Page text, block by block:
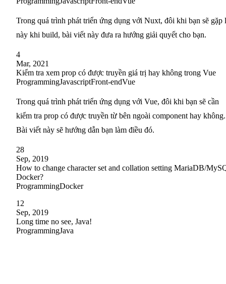
Trong quá trình phát triển ứng dụng với Nuxt, đôi khi bạn sẽ gặp
này khi build, bài viết này đưa ra hướng giải quyết cho bạn.
4
Mar, 2021
Kiểm tra xem prop có được truyền giá trị hay không trong Vue
ProgrammingJavascriptFront-endVue
Trong quá trình phát triển ứng dụng với Vue, đôi khi bạn sẽ cần
kiểm tra prop có được truyền từ bên ngoài component hay không.
Bài viết này sẽ hướng dẫn bạn làm điều đó.
28
Sep, 2019
How to change character set and collation setting MariaDB/
Docker?
ProgrammingDocker
12
Sep, 2019
Long time no see, Java!
ProgrammingJava